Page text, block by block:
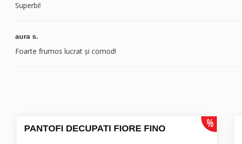
Superbi!
aura s.
Foarte frumos lucrat și comod!
PANTOFI DECUPATI FIORE FINO